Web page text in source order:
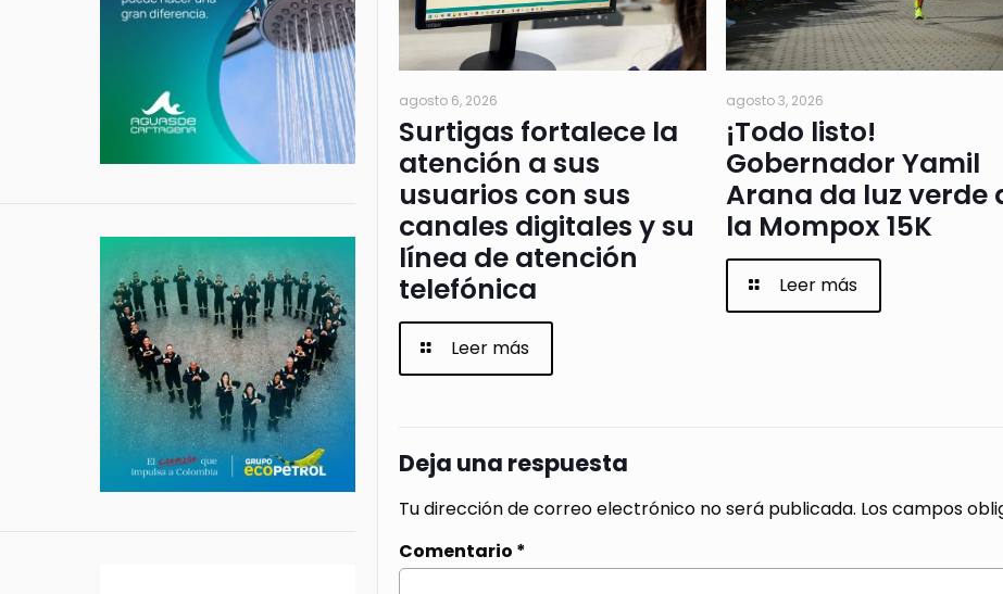
agosto 6, 2026
Surtigas fortalece la
atención a sus
usuarios con sus
canales digitales y su
línea de atención
telefónica
Leer más
agosto 3, 2026
¡Todo listo!
Gobernador Yamil
Arana da luz verde
la Mompox 15K
Leer más
Deja una respuesta
Tu dirección de correo electrónico no será publicada. Los campos
Comentario *